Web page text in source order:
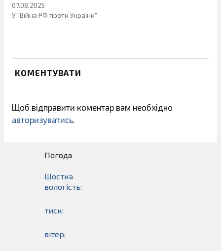
07.08.2025
У "Війна РФ проти України"
КОМЕНТУВАТИ
Щоб відправити коментар вам необхідно
авторизуватись
Погода
Шостка
вологість:
тиск:
вітер: